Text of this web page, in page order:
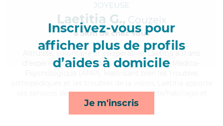
Inscrivez-vous pour
afficher plus de profils
d’aides à domicile
Je m'inscris
JOYEUSE
Laetitia G., Couzeix
à 5km de chez Vous
, volontaire et coopérative, Laetitia a 11 ans
d'expérience et possède un diplôme d'Aide Médico-
ses services de rappels, transports, toilette/habillage et
lessive/repassage*